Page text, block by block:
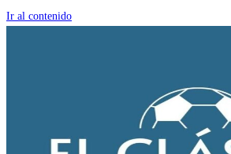
Ir al contenido